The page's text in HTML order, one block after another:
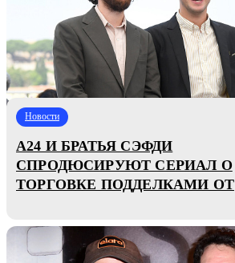
Новости
A24 И БРАТЬЯ СЭФДИ
СПРОДЮСИРУЮТ СЕРИАЛ О
ТОРГОВКЕ ПОДДЕЛКАМИ ОТ